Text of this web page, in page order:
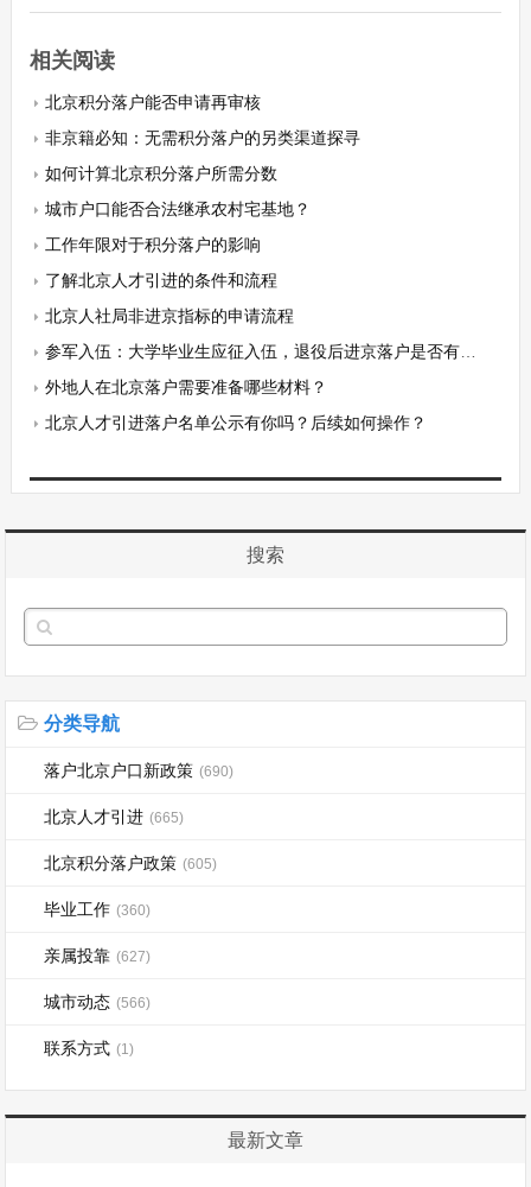
相关阅读
北京积分落户能否申请再审核
非京籍必知：无需积分落户的另类渠道探寻
如何计算北京积分落户所需分数
城市户口能否合法继承农村宅基地？
工作年限对于积分落户的影响
了解北京人才引进的条件和流程
北京人社局非进京指标的申请流程
参军入伍：大学毕业生应征入伍，退役后进京落户是否有特殊政策？
外地人在北京落户需要准备哪些材料？
北京人才引进落户名单公示有你吗？后续如何操作？
搜索
分类导航
落户北京户口新政策 (690)
北京人才引进 (665)
北京积分落户政策 (605)
毕业工作 (360)
亲属投靠 (627)
城市动态 (566)
联系方式 (1)
最新文章